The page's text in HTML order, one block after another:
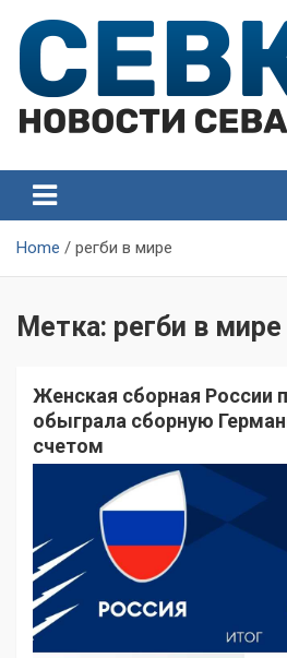
content
Севастополя
Севастополя
Home регби в мире
Метка: регби в мире
Женская сборная России
обыграла сборную
счетом